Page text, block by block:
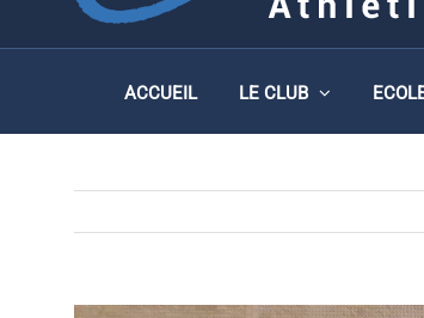
ACCUEIL LE CLUB